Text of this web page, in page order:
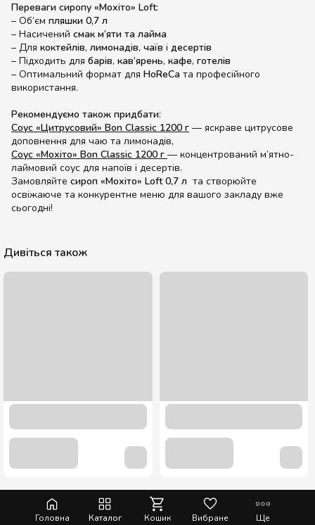
Переваги сиропу «Мохіто» Loft:
– Об’єм пляшки 0,7 л
– Насичений смак м’яти та лайма
– Для коктейлів, лимонадів, чаїв і десертів
– Підходить для барів, кав’ярень, кафе, готелів
– Оптимальний формат для HoReCa та професійного
використання.
Рекомендуємо також придбати:
Соус «Цитрусовий» Bon Classic 1200 г — яскраве цитрусове
доповнення для чаю та лимонадів,
Соус «Мохіто» Bon Classic 1200 г — концентрований м’ятно-
лаймовий соус для напоїв і десертів.
Замовляйте сироп «Мохіто» Loft 0,7 л та створюйте
освіжаюче та конкурентне меню для вашого закладу вже
сьогодні!
Дивіться також
Головна Каталог Кошик Вибране Ще